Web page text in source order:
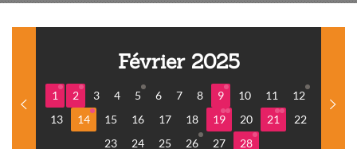
Février 2025
1 2 3 4 5 6 7 8 9 10 11
12
13
14 15 16 17 18 19 20 21
22
23
24 25 26 27 28